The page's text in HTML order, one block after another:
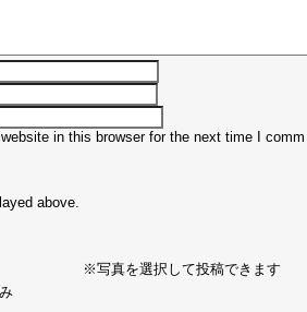
in this browser for the next time I comm
above.
※写真を選択して投稿できます